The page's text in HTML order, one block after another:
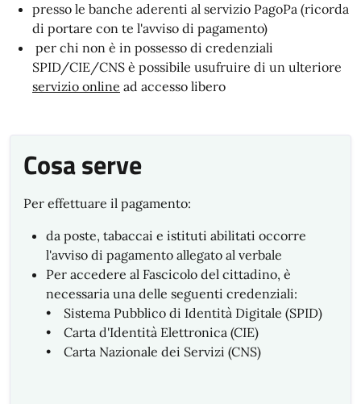
presso le banche aderenti al servizio PagoPa (ricorda
di portare con te l'avviso di pagamento)
per chi non è in possesso di credenziali
SPID/CIE/CNS è possibile usufruire di un ulteriore
servizio online ad accesso libero
Cosa serve
Per effettuare il pagamento:
da poste, tabaccai e istituti abilitati occorre
l'avviso di pagamento allegato al verbale
Per accedere al Fascicolo del cittadino, è
necessaria una delle seguenti credenziali:
• Sistema Pubblico di Identità Digitale (SPID)
• Carta d'Identità Elettronica (CIE)
• Carta Nazionale dei Servizi (CNS)